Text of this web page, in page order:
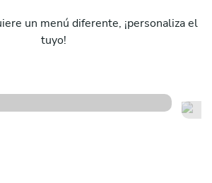
un menú diferente, ¡personaliza el
tuyo!